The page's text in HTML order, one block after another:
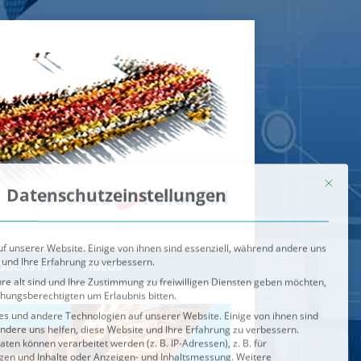
VIDEOS
IM BRENNPUNKT
unserer Website. Einige von ihnen sind essenziell, während andere uns
Ihre Erfahrung zu verbessern.
alt sind und Ihre Zustimmung zu freiwilligen Diensten geben möchten,
um Erlaubnis bitten.
und andere Technologien auf unserer Website. Einige von ihnen sind
können verarbeitet werden (z. B. IP-Adressen), z. B. für
und Inhalte oder Anzeigen- und Inhaltsmessung.
Verwendung Ihrer Daten finden Sie in unsererDatenschutzerklärung.
Service-Gruppen, für die eine Einwilligung erteilt werden
Speichern
Alle akzeptieren